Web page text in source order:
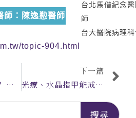
師：陳逸懃醫師
台北馬偕紀念
師
台大醫院病理
topic-904.html
想讓眉心紋消失？ 醫師教可以「這樣做」
下一篇
光療、水晶指甲能戒咬指甲？醫師、美甲師教你選擇指甲矯正方法！
搜尋